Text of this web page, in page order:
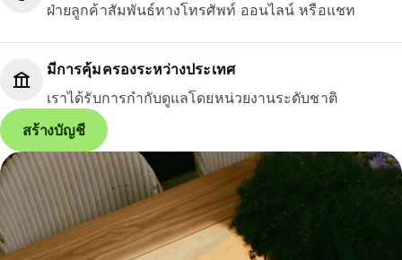
ฝ่ายลูกค้าสัมพันธ์ทางโทรศัพท์ ออนไลน์ หรือแชท
มีการคุ้มครองระหว่างประเทศ
เราได้รับการกำกับดูแลโดยหน่วยงานระดับชาติ
สร้างบัญชี